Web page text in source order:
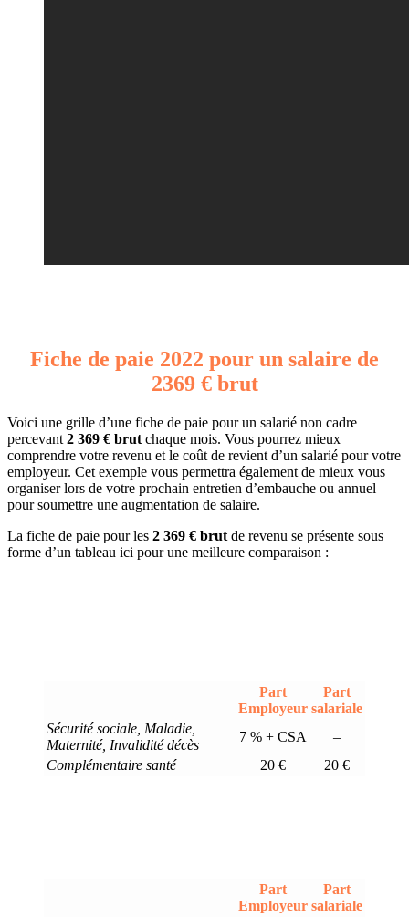
Fiche de paie 2022 pour un salaire de
2369 € brut
Voici une grille d’une fiche de paie pour un salarié non cadre
percevant 2 369 € brut chaque mois. Vous pourrez mieux
comprendre votre revenu et le coût de revient d’un salarié pour votre
employeur. Cet exemple vous permettra également de mieux vous
organiser lors de votre prochain entretien d’embauche ou annuel
pour soumettre une augmentation de salaire.
La fiche de paie pour les 2 369 € brut de revenu se présente sous
forme d’un tableau ici pour une meilleure comparaison :
Part
Employeur
Part
salariale
Sécurité sociale, Maladie,
Maternité, Invalidité décès
7 % + CSA
–
Complémentaire santé
20 € 20 €
Part
Employeur
Part
salariale